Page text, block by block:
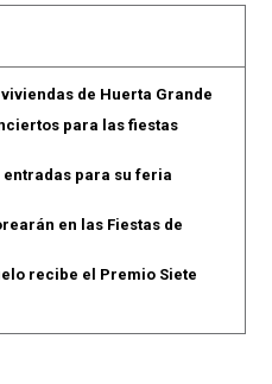
de Huerta Grande
para las fiestas
para su feria
en las Fiestas de
recibe el Premio Siete